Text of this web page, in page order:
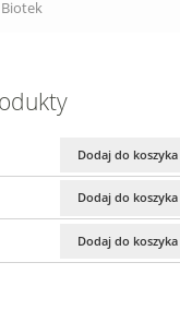
Dodaj do koszyka
Dodaj do koszyka
Dodaj do koszyka